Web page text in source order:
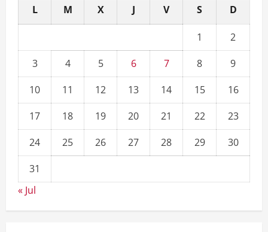
L M X J V S D
1
2
3
4 5 6 7 8
9
10
11 12 13 14 15
16
17
18 19 20 21 22
23
24
25 26 27 28 29
30
31
« Jul